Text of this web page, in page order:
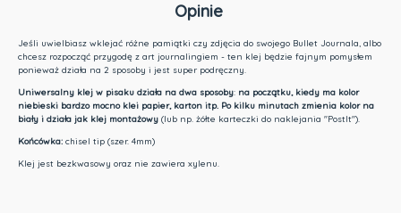
Cena nie zawiera ewentualnych kosztów płatności
Opinie
Jeśli uwielbiasz wklejać różne pamiątki czy zdjęcia do swojego Bullet Journala, albo
chcesz rozpocząć przygodę z art journalingiem - ten klej będzie fajnym pomysłem
ponieważ działa na 2 sposoby i jest super podręczny.
Uniwersalny klej w pisaku działa na dwa sposoby:na początku, kiedy ma kolor
niebieski bardzo mocno klei papier, karton itp. Po kilku minutach zmienia kolor na
biały i działa jak klej montażowy (lub np. żółte karteczki do naklejania "PostIt").
Końcówka: chisel tip (szer. 4mm)
Klej jest bezkwasowy oraz nie zawiera xylenu.